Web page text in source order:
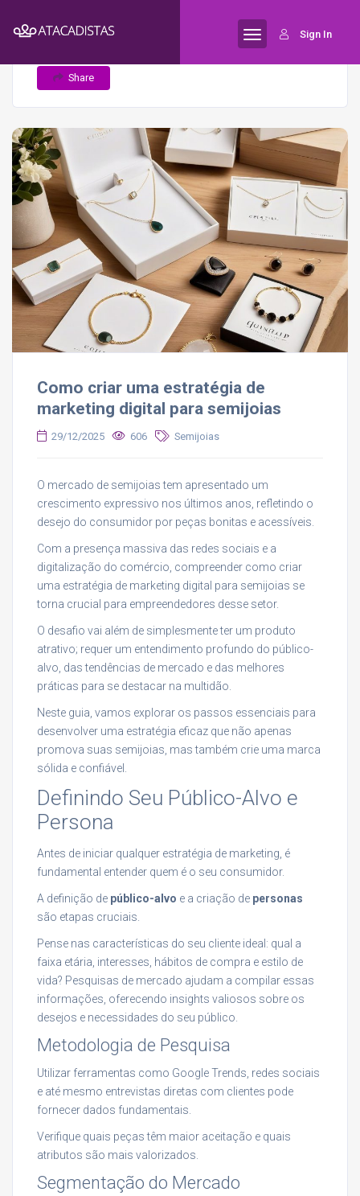
Sign In
Home Semijoias
Como criar uma estratégia de
Share
Como criar uma estratégia de
marketing digital para semijoias
29/12/2025 606 Semijoias
O mercado de semijoias tem apresentado um
crescimento expressivo nos últimos anos, refletindo o
desejo do consumidor por peças bonitas e acessíveis.
Com a presença massiva das redes sociais e a
digitalização do comércio, compreender como criar
uma estratégia de marketing digital para semijoias se
torna crucial para empreendedores desse setor.
O desafio vai além de simplesmente ter um produto
atrativo; requer um entendimento profundo do público-
alvo, das tendências de mercado e das melhores
práticas para se destacar na multidão.
Neste guia, vamos explorar os passos essenciais para
desenvolver uma estratégia eficaz que não apenas
promova suas semijoias, mas também crie uma marca
sólida e confiável.
Definindo Seu Público-Alvo e
Persona
Antes de iniciar qualquer estratégia de marketing, é
fundamental entender quem é o seu consumidor.
A definição de público-alvo e a criação de personas
são etapas cruciais.
Pense nas características do seu cliente ideal: qual a
faixa etária, interesses, hábitos de compra e estilo de
vida? Pesquisas de mercado ajudam a compilar essas
informações, oferecendo insights valiosos sobre os
desejos e necessidades do seu público.
Metodologia de Pesquisa
Utilizar ferramentas como Google Trends, redes sociais
e até mesmo entrevistas diretas com clientes pode
fornecer dados fundamentais.
Verifique quais peças têm maior aceitação e quais
atributos são mais valorizados.
Segmentação do Mercado